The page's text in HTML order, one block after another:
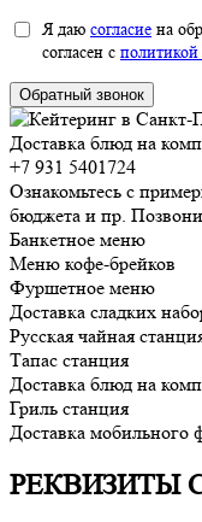
Я даю согласие на
согласен с
Обратный звонок
Доставка блюд на
+7 931 5401724
Ознакомьтесь с
бюджета и пр.
Банкетное меню
Меню кофе-брейков
Фуршетное меню
Доставка сладких
Русская чайная
Тапас станция
Доставка блюд на
Гриль станция
Доставка мобильного
РЕКВИЗИТЫ